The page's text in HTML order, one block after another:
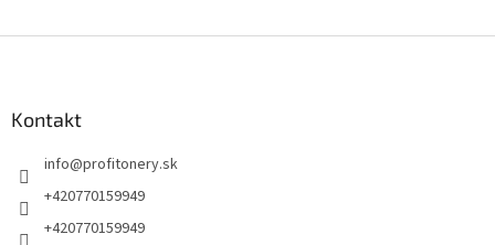
Kontakt
info@profitonery.sk
+420770159949
+420770159949